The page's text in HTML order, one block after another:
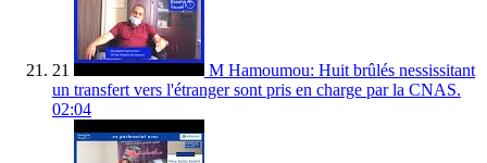
21
M Hamoumou: Huit brûlés nessissitant
un transfert vers l'étranger sont pris en charge par la CNAS.
02:04